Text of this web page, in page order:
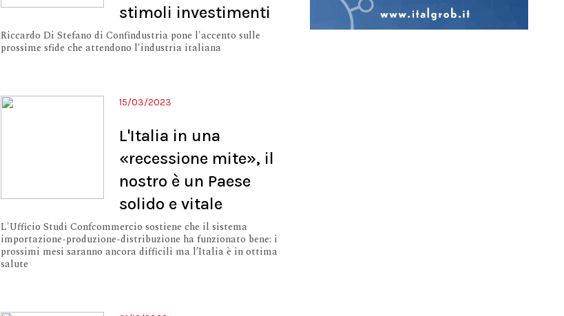
stimoli investimenti
Riccardo Di Stefano di Confindustria pone l'accento sulle
prossime sfide che attendono l'industria italiana
15/03/2023
L'Italia in una
«recessione mite», il
nostro è un Paese
solido e vitale
L'Ufficio Studi Confcommercio sostiene che il sistema
importazione-produzione-distribuzione ha funzionato bene: i
prossimi mesi saranno ancora difficili ma l’Italia è in ottima
salute